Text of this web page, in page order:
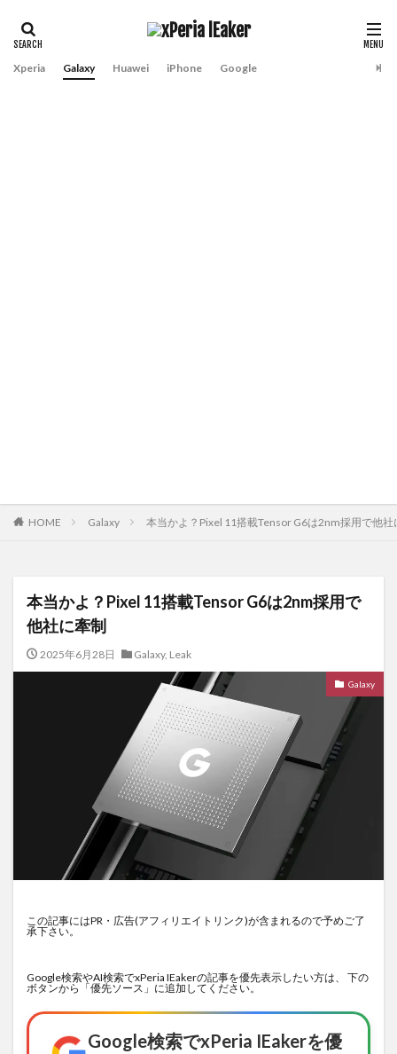
Xperia Galaxy Huawei iPhone Google
HOME Galaxy 本当かよ？Pixel 11搭載Tensor G6は2nm採用で他社
本当かよ？Pixel 11搭載Tensor G6は2nm採用で
他社に牽制
2025年6月28日 Galaxy, Leak
Galaxy
この記事にはPR・広告(アフィリエイトリンク)が含まれるので予めご了
承下さい。
Google検索やAI検索でxPeria IEakerの記事を優先表示したい方は、 下の
ボタンから「優先ソース」に追加してください。
Google検索でxPeria IEakerを優